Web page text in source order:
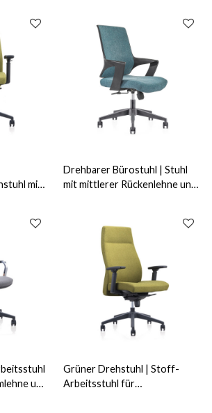
mit
Drehbarer Bürostuhl | Stuhl
mit mittlerer Rückenlehne und
und
Grüner Drehstuhl | Stoff-
Arbeitsstuhl für